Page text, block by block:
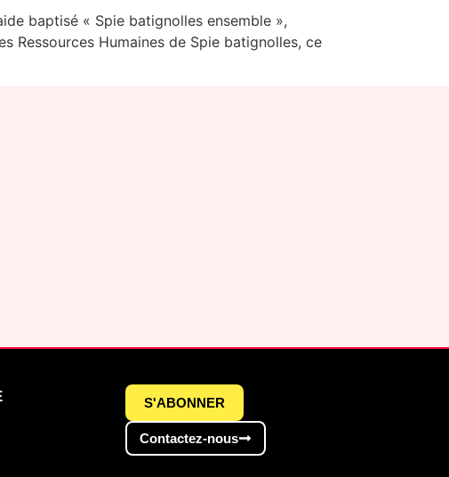
baptisé « Spie batignolles ensemble »,
Ressources Humaines de Spie batignolles, ce
S'ABONNER
Contactez-nous